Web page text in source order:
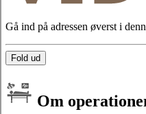
Gå ind på adressen øverst i
Fold ud
Om